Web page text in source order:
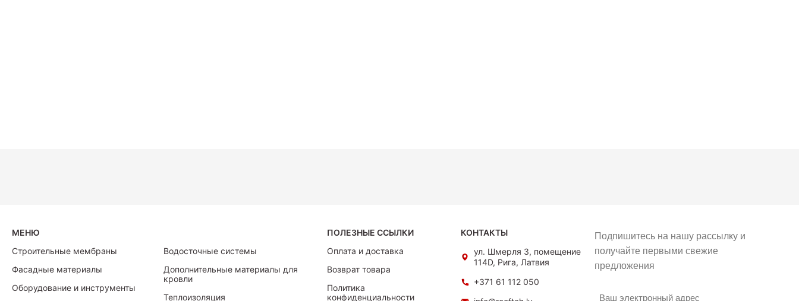
МЕНЮ
Строительные мембраны
Фасадные материалы
Оборудование и инструменты
Водосточные системы
Дополнительные материалы для
кровли
Теплоизоляция
ПОЛЕЗНЫЕ ССЫЛКИ
Оплата и доставка
Возврат товара
Политика
конфиденциальности
КОНТАКТЫ
ул. Шмерля 3, помещение
114D, Рига, Латвия
+371 61 112 050
Подпишитесь на нашу рассылку и
получайте первыми свежие
предложения